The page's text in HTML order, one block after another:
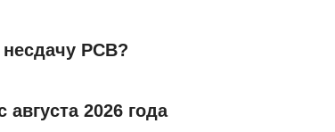
РСВ?
2026 года